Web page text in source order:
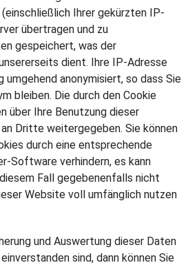
Ihrer gekürzten IP-
übertragen und zu
gespeichert, was der
dient. Ihre IP-Adresse
umge­hend anony­mi­siert, so dass Sie
bleiben. Die durch den Cookie
über Ihre Benutzung dieser
Dritte weitergegeben. Sie können
durch eine entsprechende
Software verhindern, es kann
Fall gegebenenfalls nicht
Website voll umfänglich nutzen
und Aus­wer­tung die­ser Daten
sind, dann kön­nen Sie